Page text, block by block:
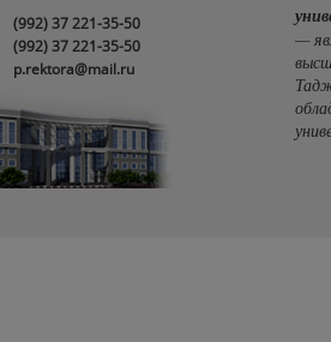
(992) 37 221-35-50
(992) 37 221-35-50
p.rektora@mail.ru
—